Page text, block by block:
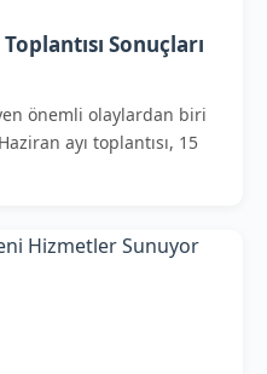
Sonuçları
önemli olaylardan biri
ayı toplantısı, 15